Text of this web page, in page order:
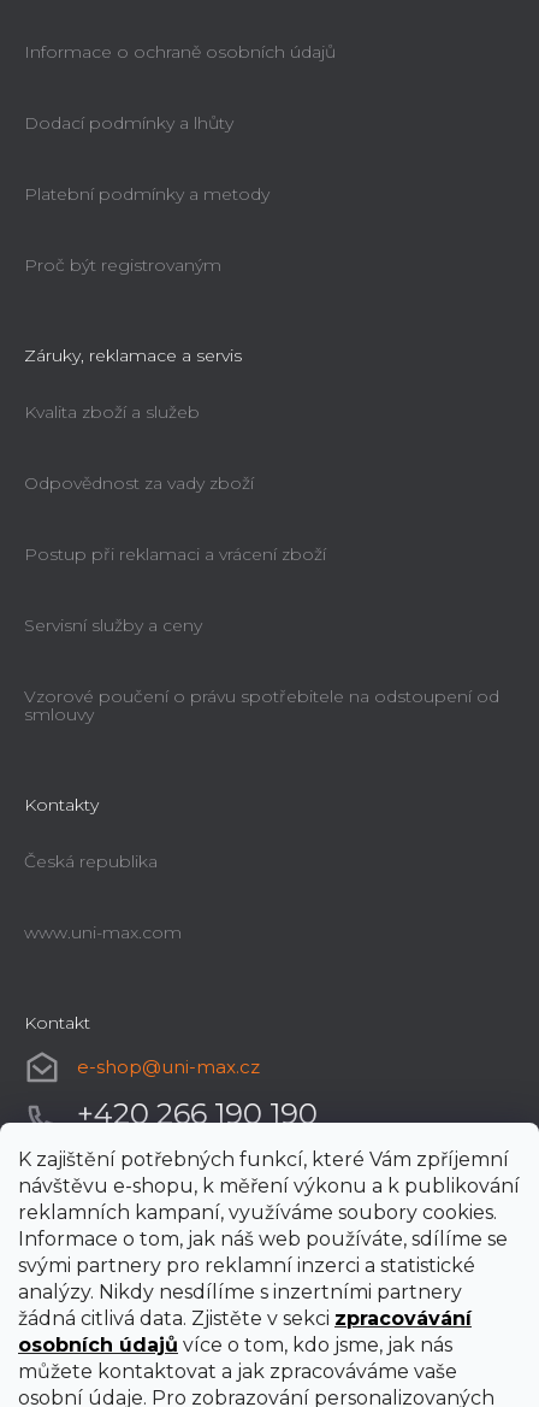
K zajištění potřebných funkcí, které Vám zpříjemní
návštěvu e-shopu, k měření výkonu a k publikování
reklamních kampaní, využíváme soubory cookies.
Informace o tom, jak náš web používáte, sdílíme se
svými partnery pro reklamní inzerci a statistické
analýzy. Nikdy nesdílíme s inzertními partnery
žádná citlivá data. Zjistěte v sekci zpracovávání
osobních údajů více o tom, kdo jsme, jak nás
můžete kontaktovat a jak zpracováváme vaše
osobní údaje. Pro zobrazování personalizovaných
Informace o ochraně osobních údajů
Dodací podmínky a lhůty
Platební podmínky a metody
Proč být registrovaným
Záruky, reklamace a servis
Kvalita zboží a služeb
Odpovědnost za vady zboží
Postup při reklamaci a vrácení zboží
Servisní služby a ceny
Vzorové poučení o právu spotřebitele na odstoupení od
smlouvy
Kontakty
Česká republika
www.uni-max.com
Kontakt
e-shop@uni-max.cz
+420 266 190 190